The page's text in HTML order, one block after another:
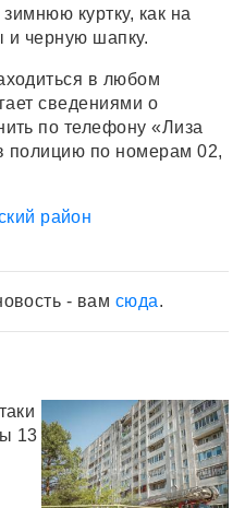
куртку, как на
черную шапку.
в любом
сведениями о
по телефону «Лиза
полицию по номерам 02,
район
- вам сюда.
13